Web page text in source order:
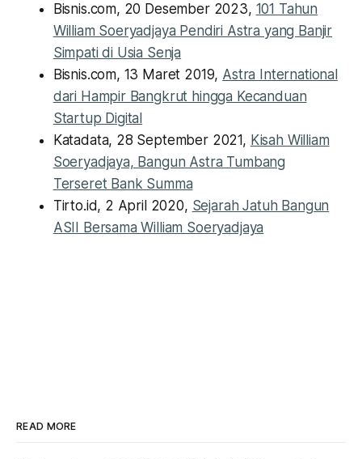
Bisnis.com, 20 Desember 2023, 101 Tahun
William Soeryadjaya Pendiri Astra yang Banjir
Simpati di Usia Senja
Bisnis.com, 13 Maret 2019, Astra International
dari Hampir Bangkrut hingga Kecanduan
Startup Digital
Katadata, 28 September 2021, Kisah William
Soeryadjaya, Bangun Astra Tumbang
Terseret Bank Summa
Tirto.id, 2 April 2020, Sejarah Jatuh Bangun
ASII Bersama William Soeryadjaya
READ MORE